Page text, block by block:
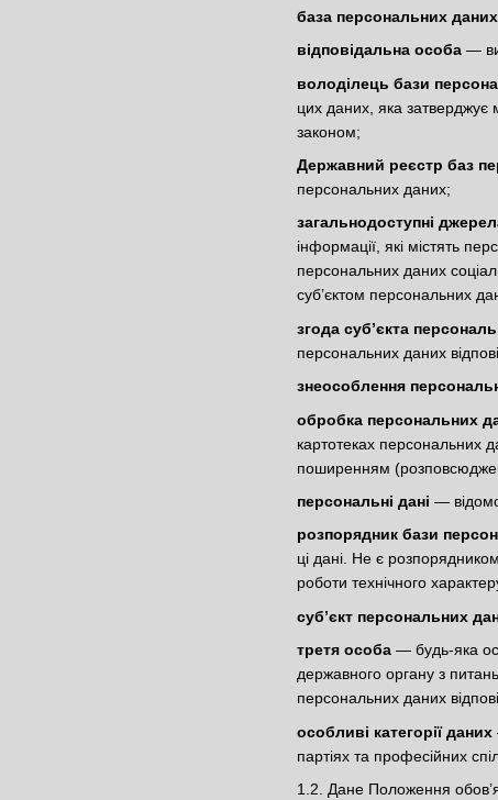
база персональних даних
відповідальна особа —
володілець бази
цих даних, яка затверджує
законом;
Державний реєстр баз
персональних даних;
загальнодоступні
інформації, які містять
персональних даних
суб’єктом персональних
згода суб’єкта
персональних даних
знеособлення
обробка персональних
картотеках персональних
поширенням
персональні дані —
розпорядник бази
ці дані. Не є
роботи технічного
суб’єкт персональних
третя особа — будь-яка
державного органу з
персональних даних
особливі категорії даних
партіях та професійних
1.2. Дане Положення